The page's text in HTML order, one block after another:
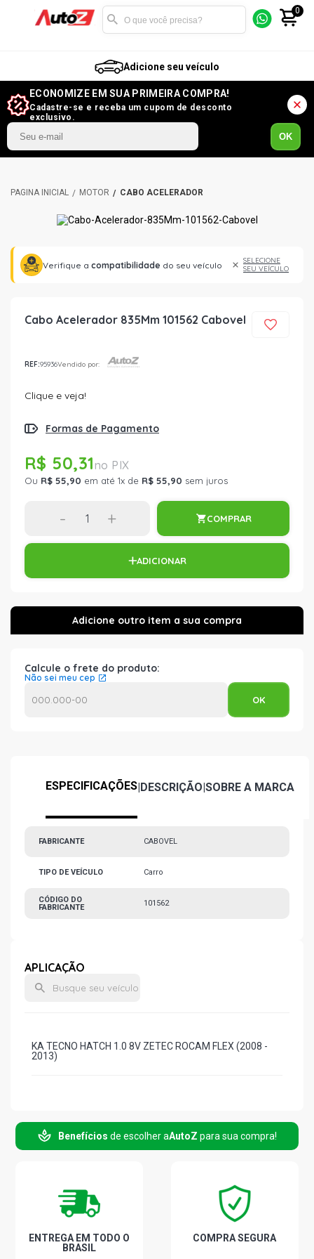
0
Adicione seu veículo
ECONOMIZE EM SUA PRIMEIRA COMPRA!
Cadastre-se e receba um cupom de desconto
exclusivo.
OK
MOTOR CABO ACELERADOR
Verifique a compatibilidade do seu veículo
SELECIONE
SEU VEÍCULO
Cabo Acelerador 835Mm 101562 Cabovel
REF:95936Vendido por:
Clique e veja!
Formas de Pagamento
R$ 50,31
Ou R$ 55,90 em até 1x de R$ 55,90 sem juros
- + COMPRAR
ADICIONAR
Calcule o frete do produto:
Não sei meu cep
ESPECIFICAÇÕES|DESCRIÇÃO|SOBRE A MARCA
FABRICANTE CABOVEL
TIPO DE VEÍCULO Carro
CÓDIGO DO
FABRICANTE
101562
APLICAÇÃO
KA TECNO HATCH 1.0 8V ZETEC ROCAM FLEX (2008 -
2013)
Benefícios de escolher aAutoZ para sua compra!
ENTREGA EM TODO O
BRASIL
COMPRA SEGURA